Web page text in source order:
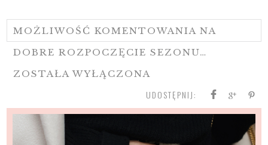
MOŻLIWOŚĆ KOMENTOWANIANA
DOBRE ROZPOCZĘCIE SEZONU…
ZOSTAŁA WYŁĄCZONA
UDOSTĘPNIJ: